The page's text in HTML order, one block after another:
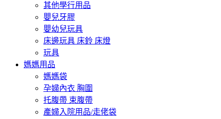
其他學行用品
嬰兒牙膠
嬰幼兒玩具
床邊玩具 床鈴 床燈
玩具
媽媽用品
媽媽袋
孕婦內衣 胸圍
托腹帶 束腹帶
產婦入院用品/走佬袋